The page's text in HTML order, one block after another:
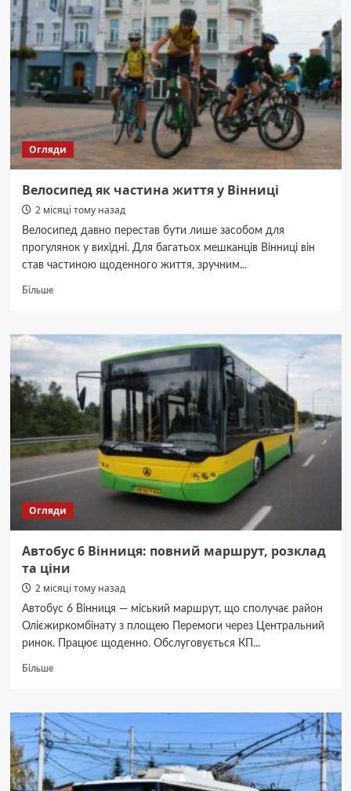
маршрут,
розклад
та
вартість
проїзду
Огляди
Велосипед як частина життя у Вінниці
2 місяці тому назад
Велосипед давно перестав бути лише засобом для
прогулянок у вихідні. Для багатьох мешканців Вінниці він
став частиною щоденного життя, зручним...
БільшеДокладніше
як
частина
життя
у
Вінниці
Огляди
Автобус 6 Вінниця: повний маршрут, розклад
та ціни
2 місяці тому назад
Автобус 6 Вінниця — міський маршрут, що сполучає район
Олієжиркомбінату з площею Перемоги через Центральний
ринок. Працює щоденно. Обслуговується КП...
БільшеДокладніше
6
Вінниця:
повний
маршрут,
розклад
та